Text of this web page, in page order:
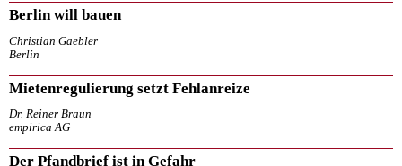
Berlin will bauen
Christian Gaebler
Berlin
Mietenregulierung setzt Fehlanreize
Dr. Reiner Braun
empirica AG
Der Pfandbrief ist in Gefahr